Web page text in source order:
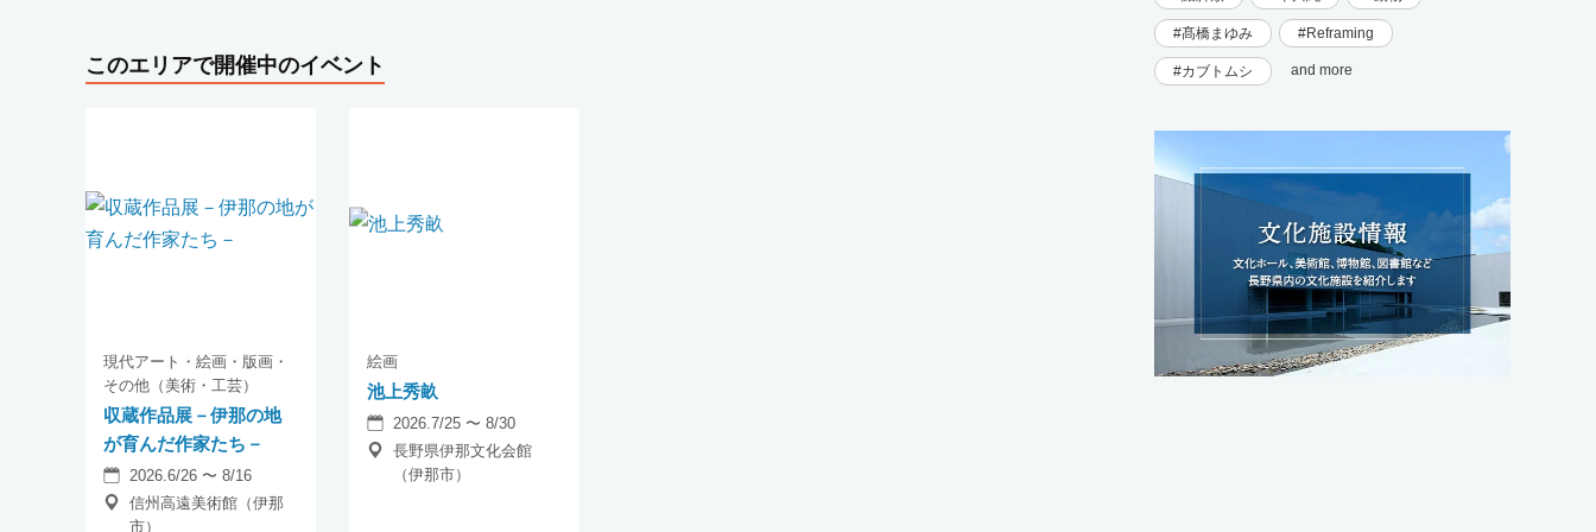
このエリアで開催中のイベント
現代アート・絵画・版画・
その他（美術・工芸）
収蔵作品展－伊那の地
が育んだ作家たち－
2026.6/26 〜 8/16
信州高遠美術館（伊那
市）
絵画
池上秀畝
2026.7/25 〜 8/30
長野県伊那文化会館
（伊那市）
髙橋まゆみ Reframing
カブトムシ and more